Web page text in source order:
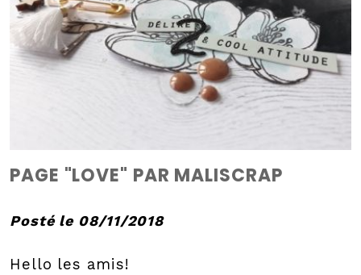
PAGE "LOVE" PAR MALISCRAP
Posté le 08/11/2018
Hello les amis!